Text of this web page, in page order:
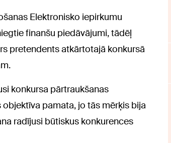
Elektronisko iepirkumu
finanšu piedāvājumi, tādēļ
pretendents atkārtotajā konkursā
konkursa pārtraukšanas
pamata, jo tās mērķis bija
radījusi būtiskus konkurences